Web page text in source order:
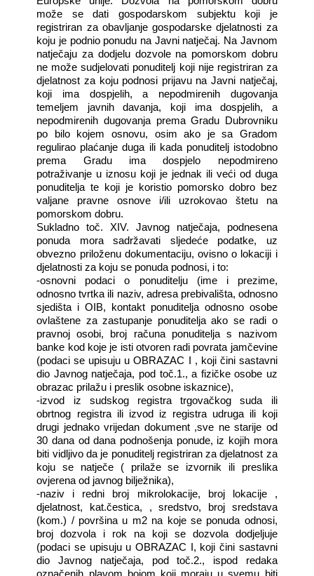
može se dati gospodarskom subjektu koji je
registriran za obavljanje gospodarske djelatnosti za
koju je podnio ponudu na Javni natječaj. Na Javnom
natječaju za dodjelu dozvole na pomorskom dobru
ne može sudjelovati ponuditelj koji nije registriran za
djelatnost za koju podnosi prijavu na Javni natječaj,
koji ima dospjelih, a nepodmirenih dugovanja
temeljem javnih davanja, koji ima dospjelih, a
nepodmirenih dugovanja prema Gradu Dubrovniku
po bilo kojem osnovu, osim ako je sa Gradom
regulirao plaćanje duga ili kada ponuditelj istodobno
prema Gradu ima dospjelo nepodmireno
potraživanje u iznosu koji je jednak ili veći od duga
ponuditelja te koji je koristio pomorsko dobro bez
valjane pravne osnove i/ili uzrokovao štetu na
pomorskom dobru.
Sukladno toč. XIV. Javnog natječaja, podnesena
ponuda mora sadržavati sljedeće podatke, uz
obvezno priloženu dokumentaciju, ovisno o lokaciji i
djelatnosti za koju se ponuda podnosi, i to:
-osnovni podaci o ponuditelju (ime i prezime,
odnosno tvrtka ili naziv, adresa prebivališta, odnosno
sjedišta i OIB, kontakt ponuditelja odnosno osobe
ovlaštene za zastupanje ponuditelja ako se radi o
pravnoj osobi, broj računa ponuditelja s nazivom
banke kod koje je isti otvoren radi povrata jamčevine
(podaci se upisuju u OBRAZAC I , koji čini sastavni
dio Javnog natječaja, pod toč.1., a fizičke osobe uz
obrazac prilažu i preslik osobne iskaznice),
-izvod iz sudskog registra trgovačkog suda ili
obrtnog registra ili izvod iz registra udruga ili koji
drugi jednako vrijedan dokument ,sve ne starije od
30 dana od dana podnošenja ponude, iz kojih mora
biti vidljivo da je ponuditelj registriran za djelatnost za
koju se natječe ( prilaže se izvornik ili preslika
ovjerena od javnog bilježnika),
-naziv i redni broj mikrolokacije, broj lokacije ,
djelatnost, kat.čestica, , sredstvo, broj sredstava
(kom.) / površina u m2 na koje se ponuda odnosi,
broj dozvola i rok na koji se dozvola dodjeljuje
(podaci se upisuju u OBRAZAC I, koji čini sastavni
dio Javnog natječaja, pod toč.2., ispod redaka
označenih plavom bojom koji moraju u svemu biti